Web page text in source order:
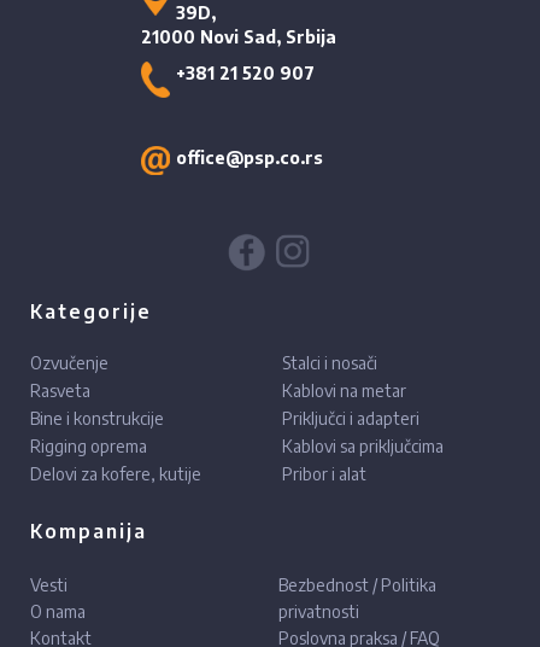
39D,
21000 Novi Sad, Srbija
+381 21 520 907
office@psp.co.rs
Kategorije
Ozvučenje
Rasveta
Bine i konstrukcije
Rigging oprema
Delovi za kofere, kutije
Stalci i nosači
Kablovi na metar
Priključci i adapteri
Kablovi sa priključcima
Pribor i alat
Kompanija
Vesti
O nama
Kontakt
Bezbednost / Politika
privatnosti
Poslovna praksa / FAQ